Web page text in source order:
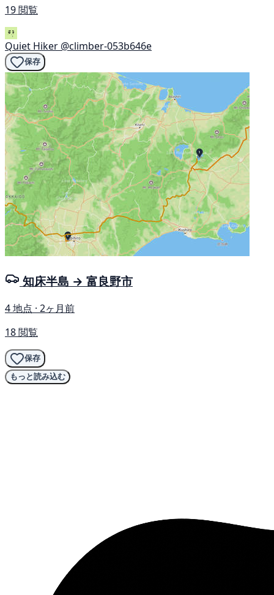
19 閲覧
Quiet Hiker @climber-053b646e
保存
知床半島 → 富良野市
4 地点 · 2ヶ月前
18 閲覧
保存
もっと読み込む